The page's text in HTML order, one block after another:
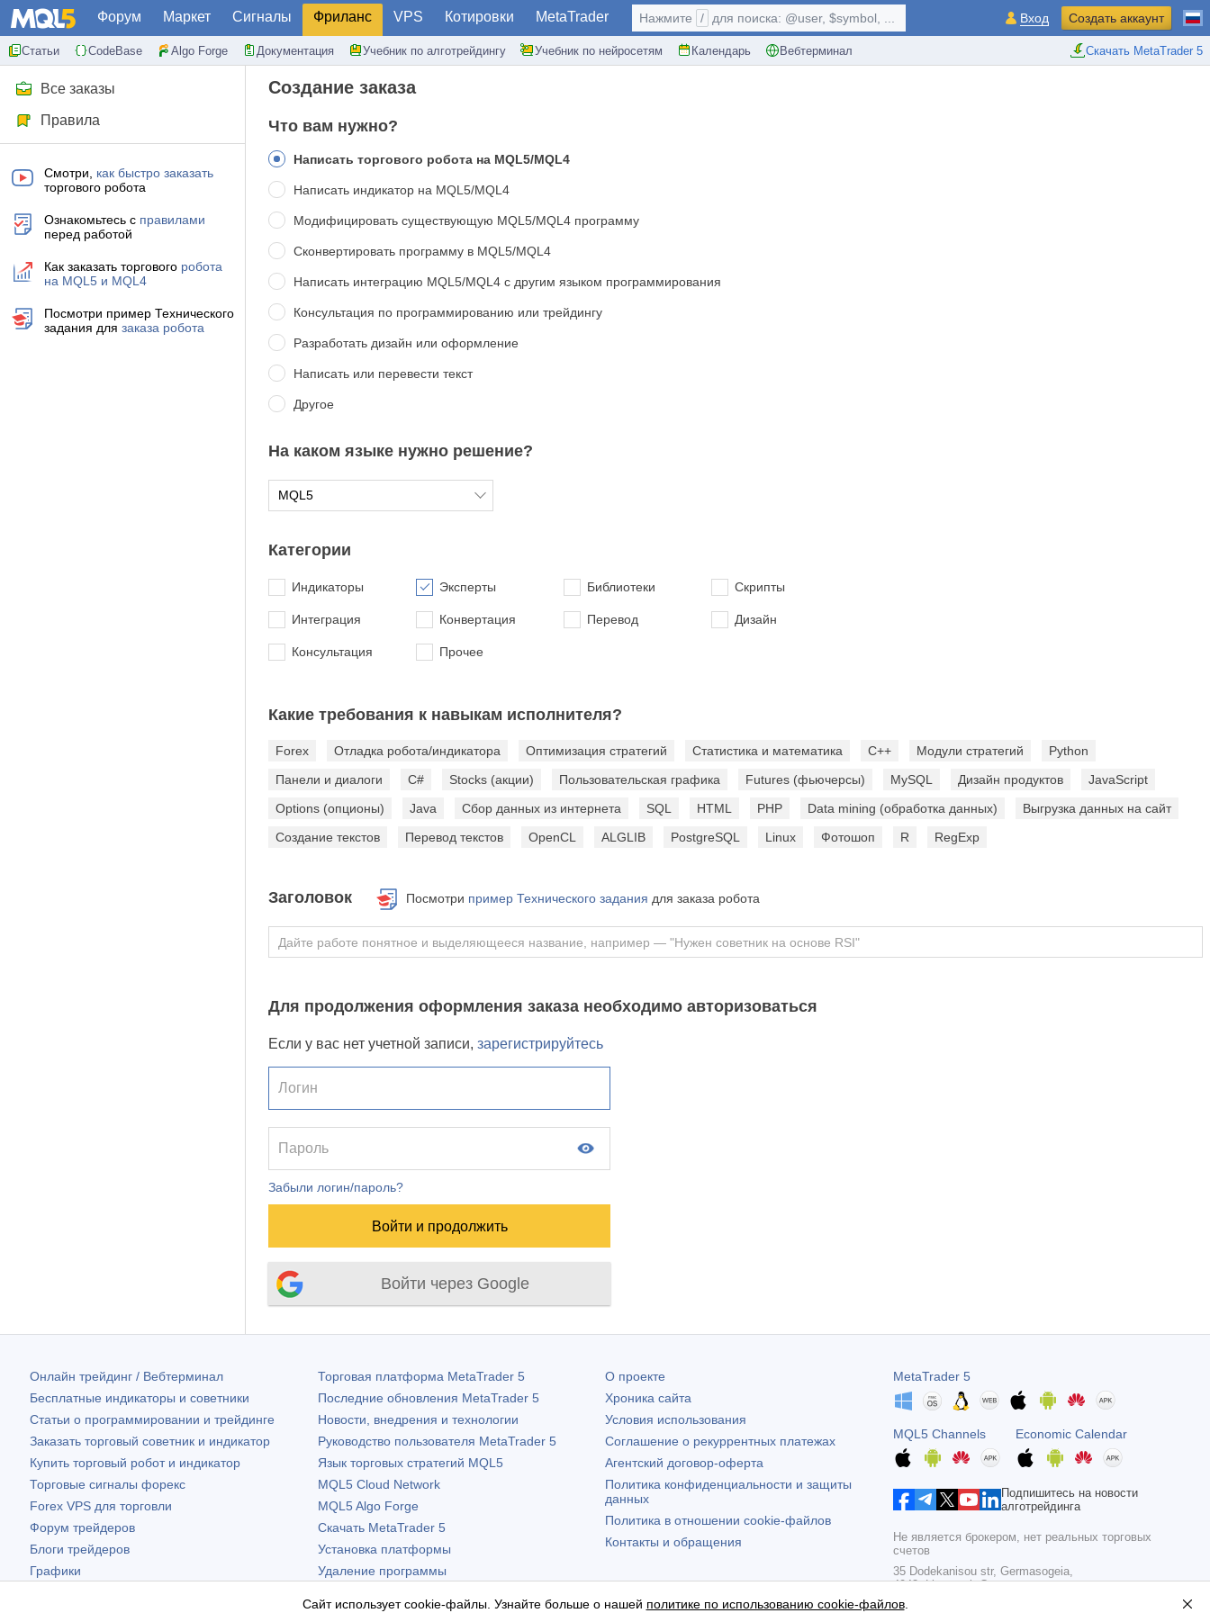
Форум Маркет Сигналы Фриланс VPS Котировки MetaTrader
Статьи CodeBase Algo Forge Документация Учебник по алготрейдингу Учебник по нейросетям Календарь Вебтерминал Скачать MetaTrader 5
Нажмите / для поиска: @user, $symbol, ... Вход Создать аккаунт
Все заказы
Правила
Смотри, как быстро заказать
торгового робота
Ознакомьтесь с правилами
перед работой
Как заказать торгового робота
на MQL5 и MQL4
Посмотри пример Технического
задания для заказа робота
Создание заказа
Что вам нужно?
Написать торгового робота на MQL5/MQL4
Написать индикатор на MQL5/MQL4
Модифицировать существующую MQL5/MQL4 программу
Сконвертировать программу в MQL5/MQL4
Написать интеграцию MQL5/MQL4 с другим языком программирования
Консультация по программированию или трейдингу
Разработать дизайн или оформление
Написать или перевести текст
Другое
На каком языке нужно решение?
Категории
Индикаторы Эксперты Библиотеки Скрипты
Интеграция Конвертация Перевод Дизайн
Консультация Прочее
Какие требования к навыкам исполнителя?
Forex Отладка робота/индикатора Оптимизация стратегий Статистика и математика C++ Модули стратегий
Python
Панели и диалоги
C# Stocks (акции) Пользовательская графика Futures (фьючерсы) MySQL Дизайн продуктов
JavaScript
Options (опционы)
Java Сбор данных из интернета SQL HTML PHP Data mining (обработка данных)
Выгрузка данных на сайт
Создание текстов
Перевод текстов OpenCL ALGLIB PostgreSQL Linux Фотошоп R RegExp
Заголовок Посмотри пример Технического задания для заказа робота
Для продолжения оформления заказа необходимо авторизоваться
Если у вас нет учетной записи, зарегистрируйтесь
Забыли логин/пароль?
Войти через Google
Онлайн трейдинг / Вебтерминал
Бесплатные индикаторы и советники
Статьи о программировании и трейдинге
Заказать торговый советник и индикатор
Купить торговый робот и индикатор
Торговые сигналы форекс
Forex VPS для торговли
Форум трейдеров
Блоги трейдеров
Графики
Торговая платформа MetaTrader 5
Последние обновления MetaTrader 5
Новости, внедрения и технологии
Руководство пользователя MetaTrader 5
Язык торговых стратегий MQL5
MQL5 Cloud Network
MQL5 Algo Forge
Скачать MetaTrader 5
Установка платформы
Удаление программы
О проекте
Хроника сайта
Условия использования
Соглашение о рекуррентных платежах
Агентский договор-оферта
Политика конфиденциальности и защиты
данных
Политика в отношении cookie-файлов
Контакты и обращения
MetaTrader 5
MQL5 Channels Economic Calendar
Подпишитесь на новости
алготрейдинга
Не является брокером, нет реальных торговых
счетов
35 Dodekanisou str, Germasogeia,
4043, Limassol, Cyprus
Copyright 2000-2026,
Сайт использует cookie-файлы. Узнайте больше о нашей политике по использованию cookie-файлов.